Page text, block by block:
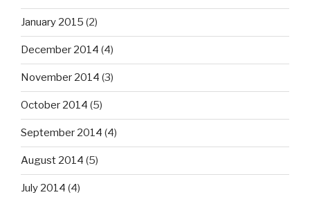
January 2015 (2)
December 2014 (4)
November 2014 (3)
October 2014 (5)
September 2014 (4)
August 2014 (5)
July 2014 (4)